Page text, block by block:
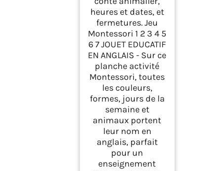
heures et dates, et
fermetures. Jeu
Montessori 1 2 3 4 5
6 7 JOUET EDUCATIF
EN ANGLAIS - Sur ce
planche activité
Montessori, toutes
les couleurs,
formes, jours de la
semaine et
animaux portent
leur nom en
anglais, parfait
pour un
enseignement